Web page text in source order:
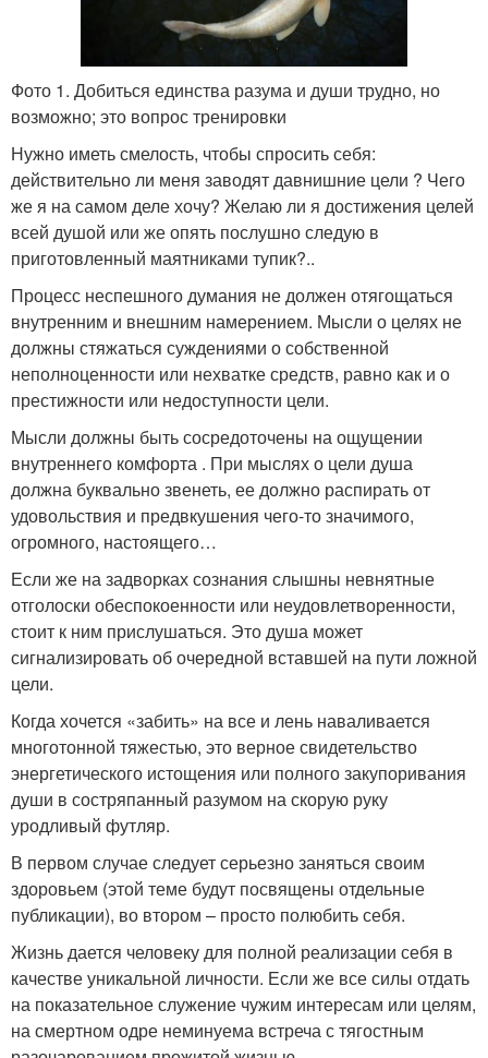
Фото 1. Добиться единства разума и души трудно, но
возможно; это вопрос тренировки
Нужно иметь смелость, чтобы спросить себя:
действительно ли меня заводят давнишние цели ? Чего
же я на самом деле хочу? Желаю ли я достижения целей
всей душой или же опять послушно следую в
приготовленный маятниками тупик?..
Процесс неспешного думания не должен отягощаться
внутренним и внешним намерением. Мысли о целях не
должны стяжаться суждениями о собственной
неполноценности или нехватке средств, равно как и о
престижности или недоступности цели.
Мысли должны быть сосредоточены на ощущении
внутреннего комфорта . При мыслях о цели душа
должна буквально звенеть, ее должно распирать от
удовольствия и предвкушения чего-то значимого,
огромного, настоящего…
Если же на задворках сознания слышны невнятные
отголоски обеспокоенности или неудовлетворенности,
стоит к ним прислушаться. Это душа может
сигнализировать об очередной вставшей на пути ложной
цели.
Когда хочется «забить» на все и лень наваливается
многотонной тяжестью, это верное свидетельство
энергетического истощения или полного закупоривания
души в состряпанный разумом на скорую руку
уродливый футляр.
В первом случае следует серьезно заняться своим
здоровьем (этой теме будут посвящены отдельные
публикации), во втором – просто полюбить себя.
Жизнь дается человеку для полной реализации себя в
качестве уникальной личности. Если же все силы отдать
на показательное служение чужим интересам или целям,
на смертном одре неминуема встреча с тягостным